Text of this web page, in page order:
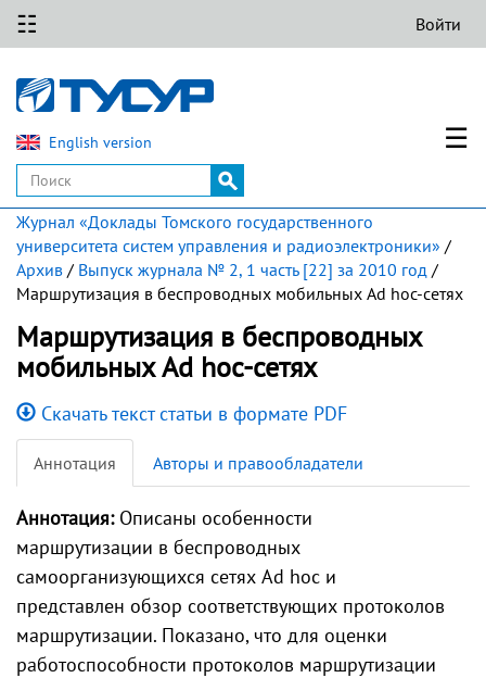
☷ Войти
English version ☰
Журнал «Доклады Томского государственного
университета систем управления и радиоэлектроники» /
Архив / Выпуск журнала № 2, 1 часть [22] за 2010 год /
Маршрутизация в беспроводных мобильных Ad hoc-сетях
Маршрутизация в беспроводных
мобильных Ad hoc-сетях
Скачать текст статьи в формате PDF
Аннотация Авторы и правообладатели
Аннотация:Описаны особенности
маршрутизации в беспроводных
самоорганизующихся сетях Ad hoc и
представлен обзор соответствующих протоколов
маршрутизации. Показано, что для оценки
работоспособности протоколов маршрутизации